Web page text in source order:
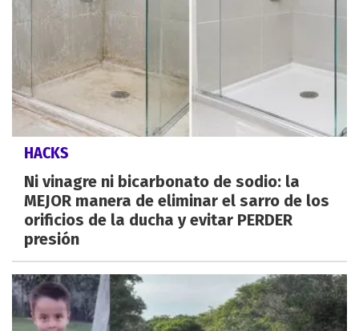
HACKS
Ni vinagre ni bicarbonato de sodio: la
MEJOR manera de eliminar el sarro de los
orificios de la ducha y evitar PERDER
presión